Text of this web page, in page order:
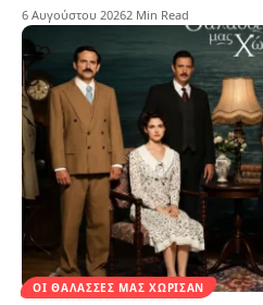
6 Αυγούστου 20262 Min Read
ΟΙ ΘΆΛΑΣΣΕΣ ΜΑΣ ΧΏΡΙΣΑΝ